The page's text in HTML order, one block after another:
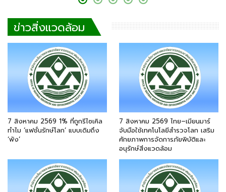
ข่าวสิ่งแวดล้อม
7 สิงหาคม 2569 1% ที่ถูกรีไซเคิล
ทำไม ‘แฟชั่นรักษ์โลก’ แบบเดิมถึง
‘พัง’
7 สิงหาคม 2569 ไทย–เมียนมาร์
จับมือใช้เทคโนโลยีสำรวจโลก เสริม
ศักยภาพการจัดการภัยพิบัติและ
อนุรักษ์สิ่งแวดล้อม